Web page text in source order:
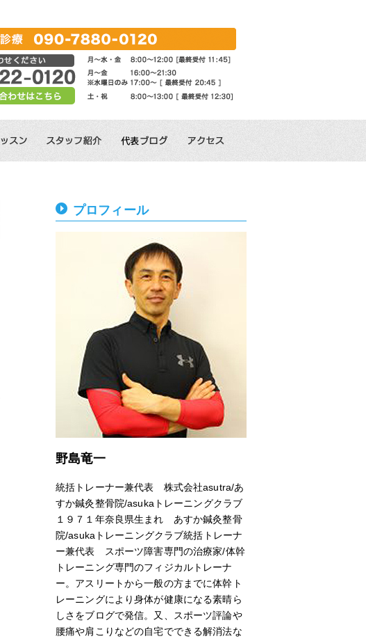
プロフィール
野島竜一
統括トレーナー兼代表 株式会社asutra/あ
すか鍼灸整骨院/asukaトレーニングクラブ
１９７１年奈良県生まれ あすか鍼灸整骨
院/asukaトレーニングクラブ統括トレーナ
ー兼代表 スポーツ障害専門の治療家/体幹
トレーニング専門のフィジカルトレーナ
ー。アスリートから一般の方までに体幹ト
レーニングにより身体が健康になる素晴ら
しさをブログで発信。又、スポーツ評論や
腰痛や肩こりなどの自宅でできる解消法な